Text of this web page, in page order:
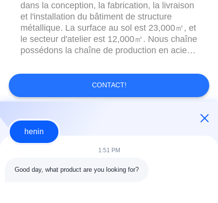
dans la conception, la fabrication, la livraison
et l'installation du bâtiment de structure
métallique. La surface au sol est 23,000㎡, et
le secteur d'atelier est 12,000㎡. Nous chaîne
possédons la chaîne de production en acier
chaîne de production de purlin de C/Z et
divers types de profiler des machines de tôle
d'acier. Nos produits ...
CONTACT!
Catégories populaires Tous
structure métallique
métallique
henin
1:51 PM
Good day, what product are you looking for?